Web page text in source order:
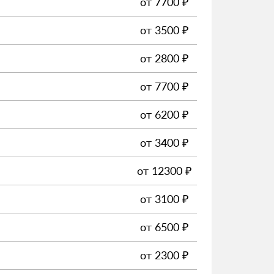
от 3500 ₽
от 2800 ₽
от 7700 ₽
от 6200 ₽
от 3400 ₽
от 12300 ₽
от 3100 ₽
от 6500 ₽
от 2300 ₽